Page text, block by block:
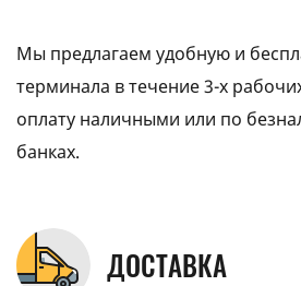
Мы предлагаем удобную и
терминала в течение 3-х
оплату наличными или по
банках.
ДОСТАВКА